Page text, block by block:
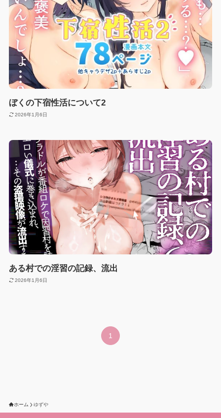
ぼくの下宿性活について2
2026年1月6日
ある村での淫習の記録、流出
2026年1月6日
1
ホーム ゆずや